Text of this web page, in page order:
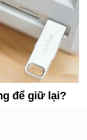
Nghệ
Học
và
Cuộc
sống
để giữ lại?